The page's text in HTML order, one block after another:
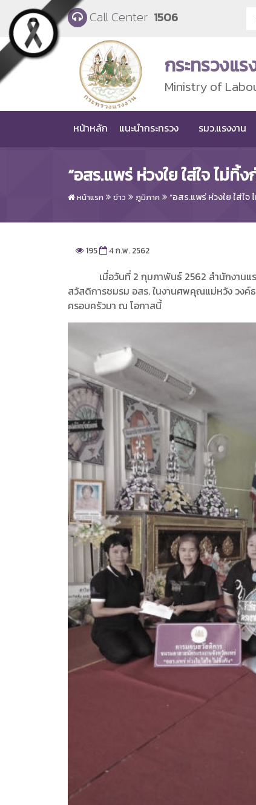
Skip to main content
Call Center 1506
กระทรวงแร
Ministry of
หน้าหลัก แนะนำกระทรวง รมว.แรงงาน
“อสร.แพร่ ห่วงใย ใส่ใจ ไม่ทิ้
หน้าแรก ข่าว ภูมิภาค “อสร.แพร่ ห่วงใย ใส่ใจ
195 4 ก.พ. 2562
เมื่อวันที่ 2 กุมภาพันธ์ 2562 สำนักงานแรง
สวัสดิการชมรม อสร. ในงานศพคุณแม่หวัง วง
ครอบครัวมา ณ โอกาสนี้